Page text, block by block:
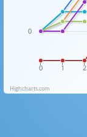
0 1 2
0
Highcharts.com